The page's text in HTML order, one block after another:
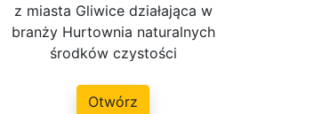
z miasta Gliwice działająca w
branży Hurtownia naturalnych
środków czystości
Otwórz